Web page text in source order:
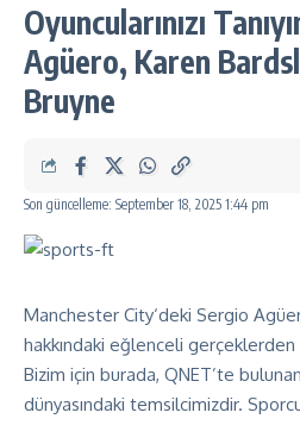
Oyuncularınızı
Agüero, Karen
Bruyne
Son güncelleme: September 18, 2025 1:44 pm
Manchester City‘deki Sergio
hakkındaki eğlenceli
Bizim için burada, QNET’te
dünyasındaki temsilcimizdir.